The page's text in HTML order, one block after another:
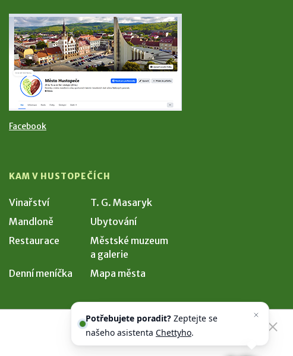
Facebook
KAM V HUSTOPEČÍCH
Vinařství
T. G. Masaryk
Mandloně
Ubytování
Restaurace
Městské muzeum
a galerie
Denní meníčka
Mapa města
Potřebujete poradit? Zeptejte se
našeho asistenta Chettyho.